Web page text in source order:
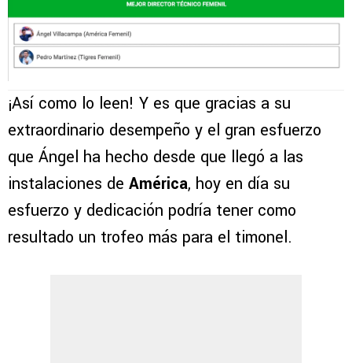
¡Así como lo leen! Y es que gracias a su
extraordinario desempeño y el gran esfuerzo
que Ángel ha hecho desde que llegó a las
instalaciones de América, hoy en día su
esfuerzo y dedicación podría tener como
resultado un trofeo más para el timonel.